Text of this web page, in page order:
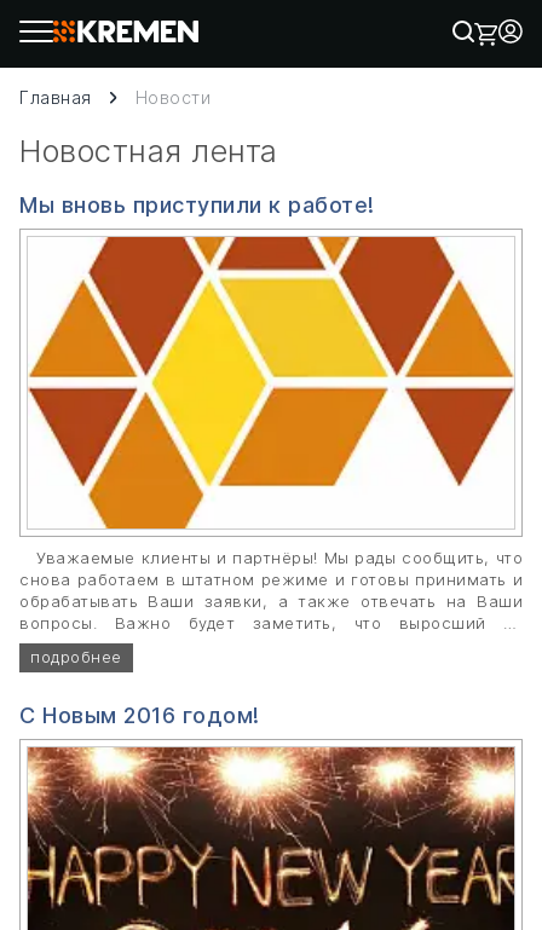
Главная Новости
Новостная лента
Мы вновь приступили к работе!
Уважаемые клиенты и партнёры! Мы рады сообщить, что
снова работаем в штатном режиме и готовы принимать и
обрабатывать Ваши заявки, а также отвечать на Ваши
вопросы. Важно будет заметить, что выросший за
праздники курс доллара и евро, не повлиял на цену
предлагаемого нами полиуретана и сопутствующих
подробнее
С Новым 2016 годом!